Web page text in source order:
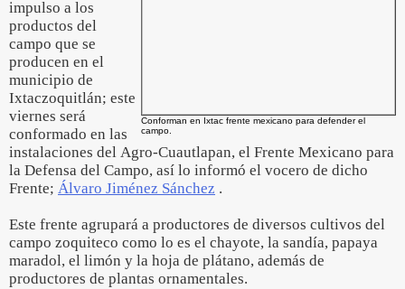
Conforman en Ixtac frente mexicano para defender el
campo.
impulso a los
productos del
campo que se
producen en el
municipio de
Ixtaczoquitlán; este
viernes será
conformado en las
instalaciones del Agro-Cuautlapan, el Frente Mexicano para
la Defensa del Campo, así lo informó el vocero de dicho
Frente; Álvaro Jiménez Sánchez .
Este frente agrupará a productores de diversos cultivos del
campo zoquiteco como lo es el chayote, la sandía, papaya
maradol, el limón y la hoja de plátano, además de
productores de plantas ornamentales.